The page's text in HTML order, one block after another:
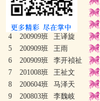
201107班 游佳
3
201107班 陈美霖
4
200909班 王译旋
5
200909班 王雨
6
200909班 李开祯祉
7
201008班 王祉文
8
200604班 马泽天
9
200803班 李魏岐